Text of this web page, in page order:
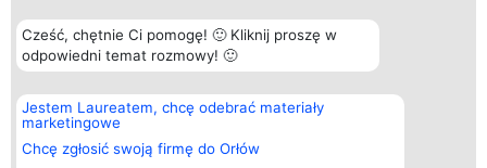
Cześć, chętnie Ci pomogę! 🙂 Kliknij proszę w
odpowiedni temat rozmowy! 🙂
Jestem Laureatem, chcę odebrać materiały
marketingowe
Chcę zgłosić swoją firmę do Orłów
Organizator plebiscytu
Bright Side Solutions sp. z o.
o. sp. k.
ul. Ruska 22
Wrocław 50-079
Plebiscyt
Laureaci
wszystkich
Laureatów
Kontakt
Kontakt